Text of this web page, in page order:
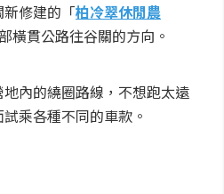
修建的「柏冷翠休閒農
橫貫公路往谷關的方向。
內的繞圈路線，不想跑太遠
乘各種不同的車款。